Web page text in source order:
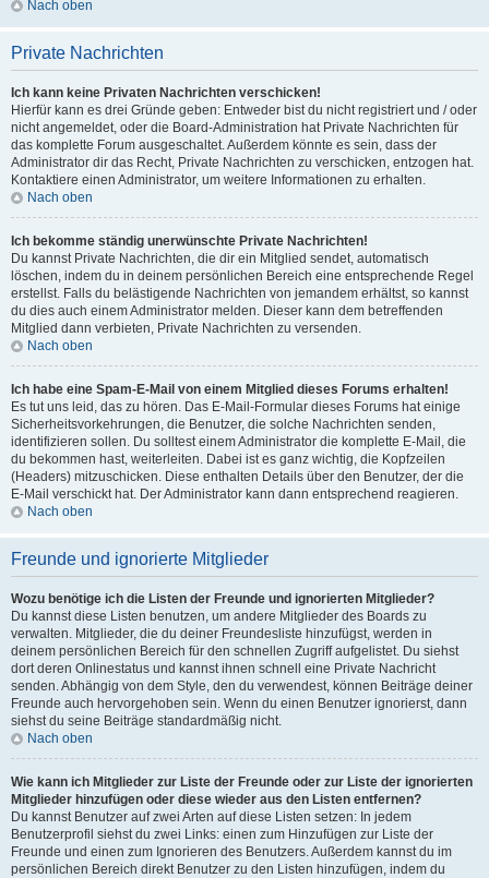
Nach oben
Private Nachrichten
Ich kann keine Privaten Nachrichten verschicken!
Hierfür kann es drei Gründe geben: Entweder bist du nicht registriert und / oder
nicht angemeldet, oder die Board-Administration hat Private Nachrichten für
das komplette Forum ausgeschaltet. Außerdem könnte es sein, dass der
Administrator dir das Recht, Private Nachrichten zu verschicken, entzogen hat.
Kontaktiere einen Administrator, um weitere Informationen zu erhalten.
Nach oben
Ich bekomme ständig unerwünschte Private Nachrichten!
Du kannst Private Nachrichten, die dir ein Mitglied sendet, automatisch
löschen, indem du in deinem persönlichen Bereich eine entsprechende Regel
erstellst. Falls du belästigende Nachrichten von jemandem erhältst, so kannst
du dies auch einem Administrator melden. Dieser kann dem betreffenden
Mitglied dann verbieten, Private Nachrichten zu versenden.
Nach oben
Ich habe eine Spam-E-Mail von einem Mitglied dieses Forums erhalten!
Es tut uns leid, das zu hören. Das E-Mail-Formular dieses Forums hat einige
Sicherheitsvorkehrungen, die Benutzer, die solche Nachrichten senden,
identifizieren sollen. Du solltest einem Administrator die komplette E-Mail, die
du bekommen hast, weiterleiten. Dabei ist es ganz wichtig, die Kopfzeilen
(Headers) mitzuschicken. Diese enthalten Details über den Benutzer, der die
E-Mail verschickt hat. Der Administrator kann dann entsprechend reagieren.
Nach oben
Freunde und ignorierte Mitglieder
Wozu benötige ich die Listen der Freunde und ignorierten Mitglieder?
Du kannst diese Listen benutzen, um andere Mitglieder des Boards zu
verwalten. Mitglieder, die du deiner Freundesliste hinzufügst, werden in
deinem persönlichen Bereich für den schnellen Zugriff aufgelistet. Du siehst
dort deren Onlinestatus und kannst ihnen schnell eine Private Nachricht
senden. Abhängig von dem Style, den du verwendest, können Beiträge deiner
Freunde auch hervorgehoben sein. Wenn du einen Benutzer ignorierst, dann
siehst du seine Beiträge standardmäßig nicht.
Nach oben
Wie kann ich Mitglieder zur Liste der Freunde oder zur Liste der ignorierten
Mitglieder hinzufügen oder diese wieder aus den Listen entfernen?
Du kannst Benutzer auf zwei Arten auf diese Listen setzen: In jedem
Benutzerprofil siehst du zwei Links: einen zum Hinzufügen zur Liste der
Freunde und einen zum Ignorieren des Benutzers. Außerdem kannst du im
persönlichen Bereich direkt Benutzer zu den Listen hinzufügen, indem du